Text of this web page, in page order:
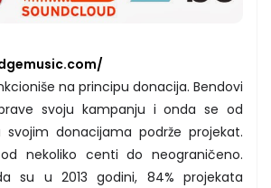
na principu donacija. Bendovi
svoju kampanju i onda se od
donacijama podrže projekat.
nekoliko centi do neograničeno.
su u 2013 godini, 84% projekata